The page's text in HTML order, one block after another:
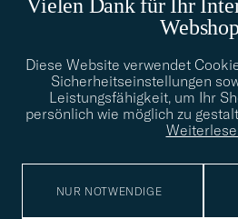
Vielen Dank für Ihr
Diese Website verwendet
Sicherheitseinstellungen
Leistungsfähigkeit, um Ihr
persönlich wie möglich zu
NUR NOTWENDIGE
info@careofcarl.de
Benötigen Sie Hilfe bei der Suche
Wenden Sie sich an uns, wir helfen
STILBERATUNG